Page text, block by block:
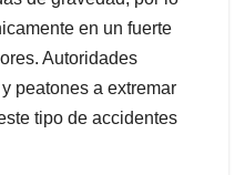
en un fuerte
Autoridades
peatones a extremar
tipo de accidentes